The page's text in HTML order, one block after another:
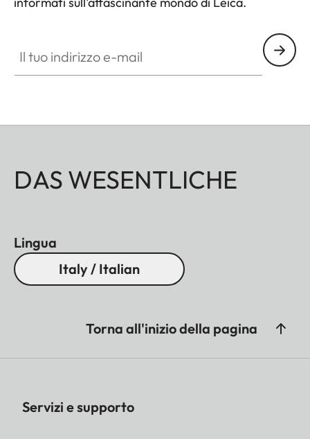
DAS WESENTLICHE
Lingua
Italy / Italian
Torna all'inizio della pagina
Servizi e supporto